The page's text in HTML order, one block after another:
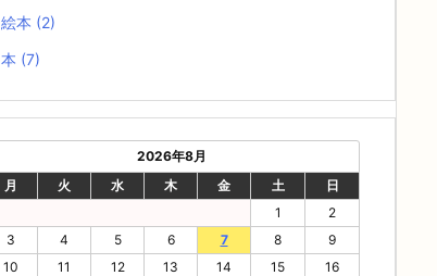
絵本 (2)
本 (7)
2026年8月
月
火 水 木 金 土
日
1
2
3
4 5 6 7 8
9
10
11 12 13 14 15
16